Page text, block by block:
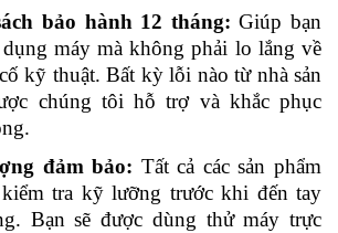
bảo hành 12 tháng: Giúp bạn
dụng máy mà không phải lo lắng về
kỹ thuật. Bất kỳ lỗi nào từ nhà sản
chúng tôi hỗ trợ và khắc phục
đảm bảo: Tất cả các sản phẩm
tra kỹ lưỡng trước khi đến tay
Bạn sẽ được dùng thử máy trực